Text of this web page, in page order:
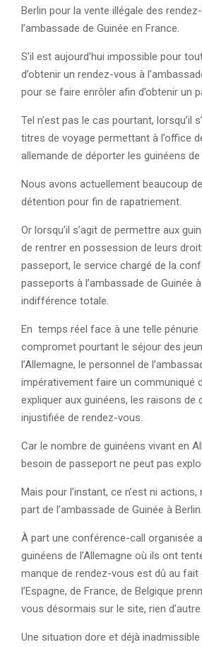
Berlin pour la vente illégale des
l’ambassade de Guinée en France.
S’il est aujourd’hui impossible pour
d’obtenir un rendez-vous à
pour se faire enrôler afin d’obtenir un
Tel n’est pas le cas pourtant, lorsqu’il
titres de voyage permettant à l’office
allemande de déporter les guinéens de
Nous avons actuellement beaucoup
détention pour fin de rapatriement.
Or lorsqu’il s’agit de permettre aux
de rentrer en possession de leurs
passeport, le service chargé de la
passeports à l’ambassade de Guinée
indifférence totale.
En temps réel face à une telle pénurie
compromet pourtant le séjour des
l’Allemagne, le personnel de
impérativement faire un communiqué
expliquer aux guinéens, les raisons de
injustifiée de rendez-vous.
Car le nombre de guinéens vivant en
besoin de passeport ne peut pas
Mais pour l’instant, ce n’est ni
part de l’ambassade de Guinée à Berlin.
À part une conférence-call organisée
guinéens de l’Allemagne où ils ont
manque de rendez-vous est dû au fait
l’Espagne, de France, de Belgique
vous désormais sur le site, rien d’autre.
Une situation dore et déjà